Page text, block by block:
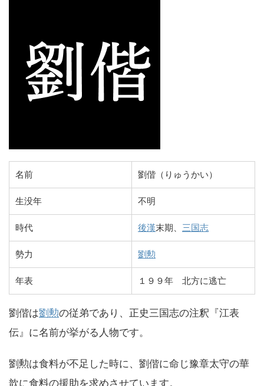
名前 劉偕（りゅうかい）
生没年 不明
時代 後漢末期、 三国志
勢力 劉勲
年表 １９９年 北方に逃亡
劉偕は劉勲の従弟であり、正史三国志の注釈『江表
伝』に名前が挙がる人物です。
劉勲は食料が不足した時に、劉偕に命じ豫章太守の華
歆に食料の援助を求めさせています。